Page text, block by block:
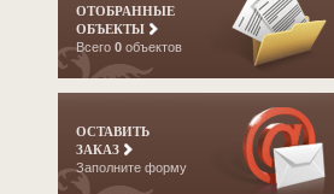
ОТОБРАННЫЕ
ОБЪЕКТЫ
Всего 0 объектов
ОСТАВИТЬ
ЗАКАЗ
Заполните форму